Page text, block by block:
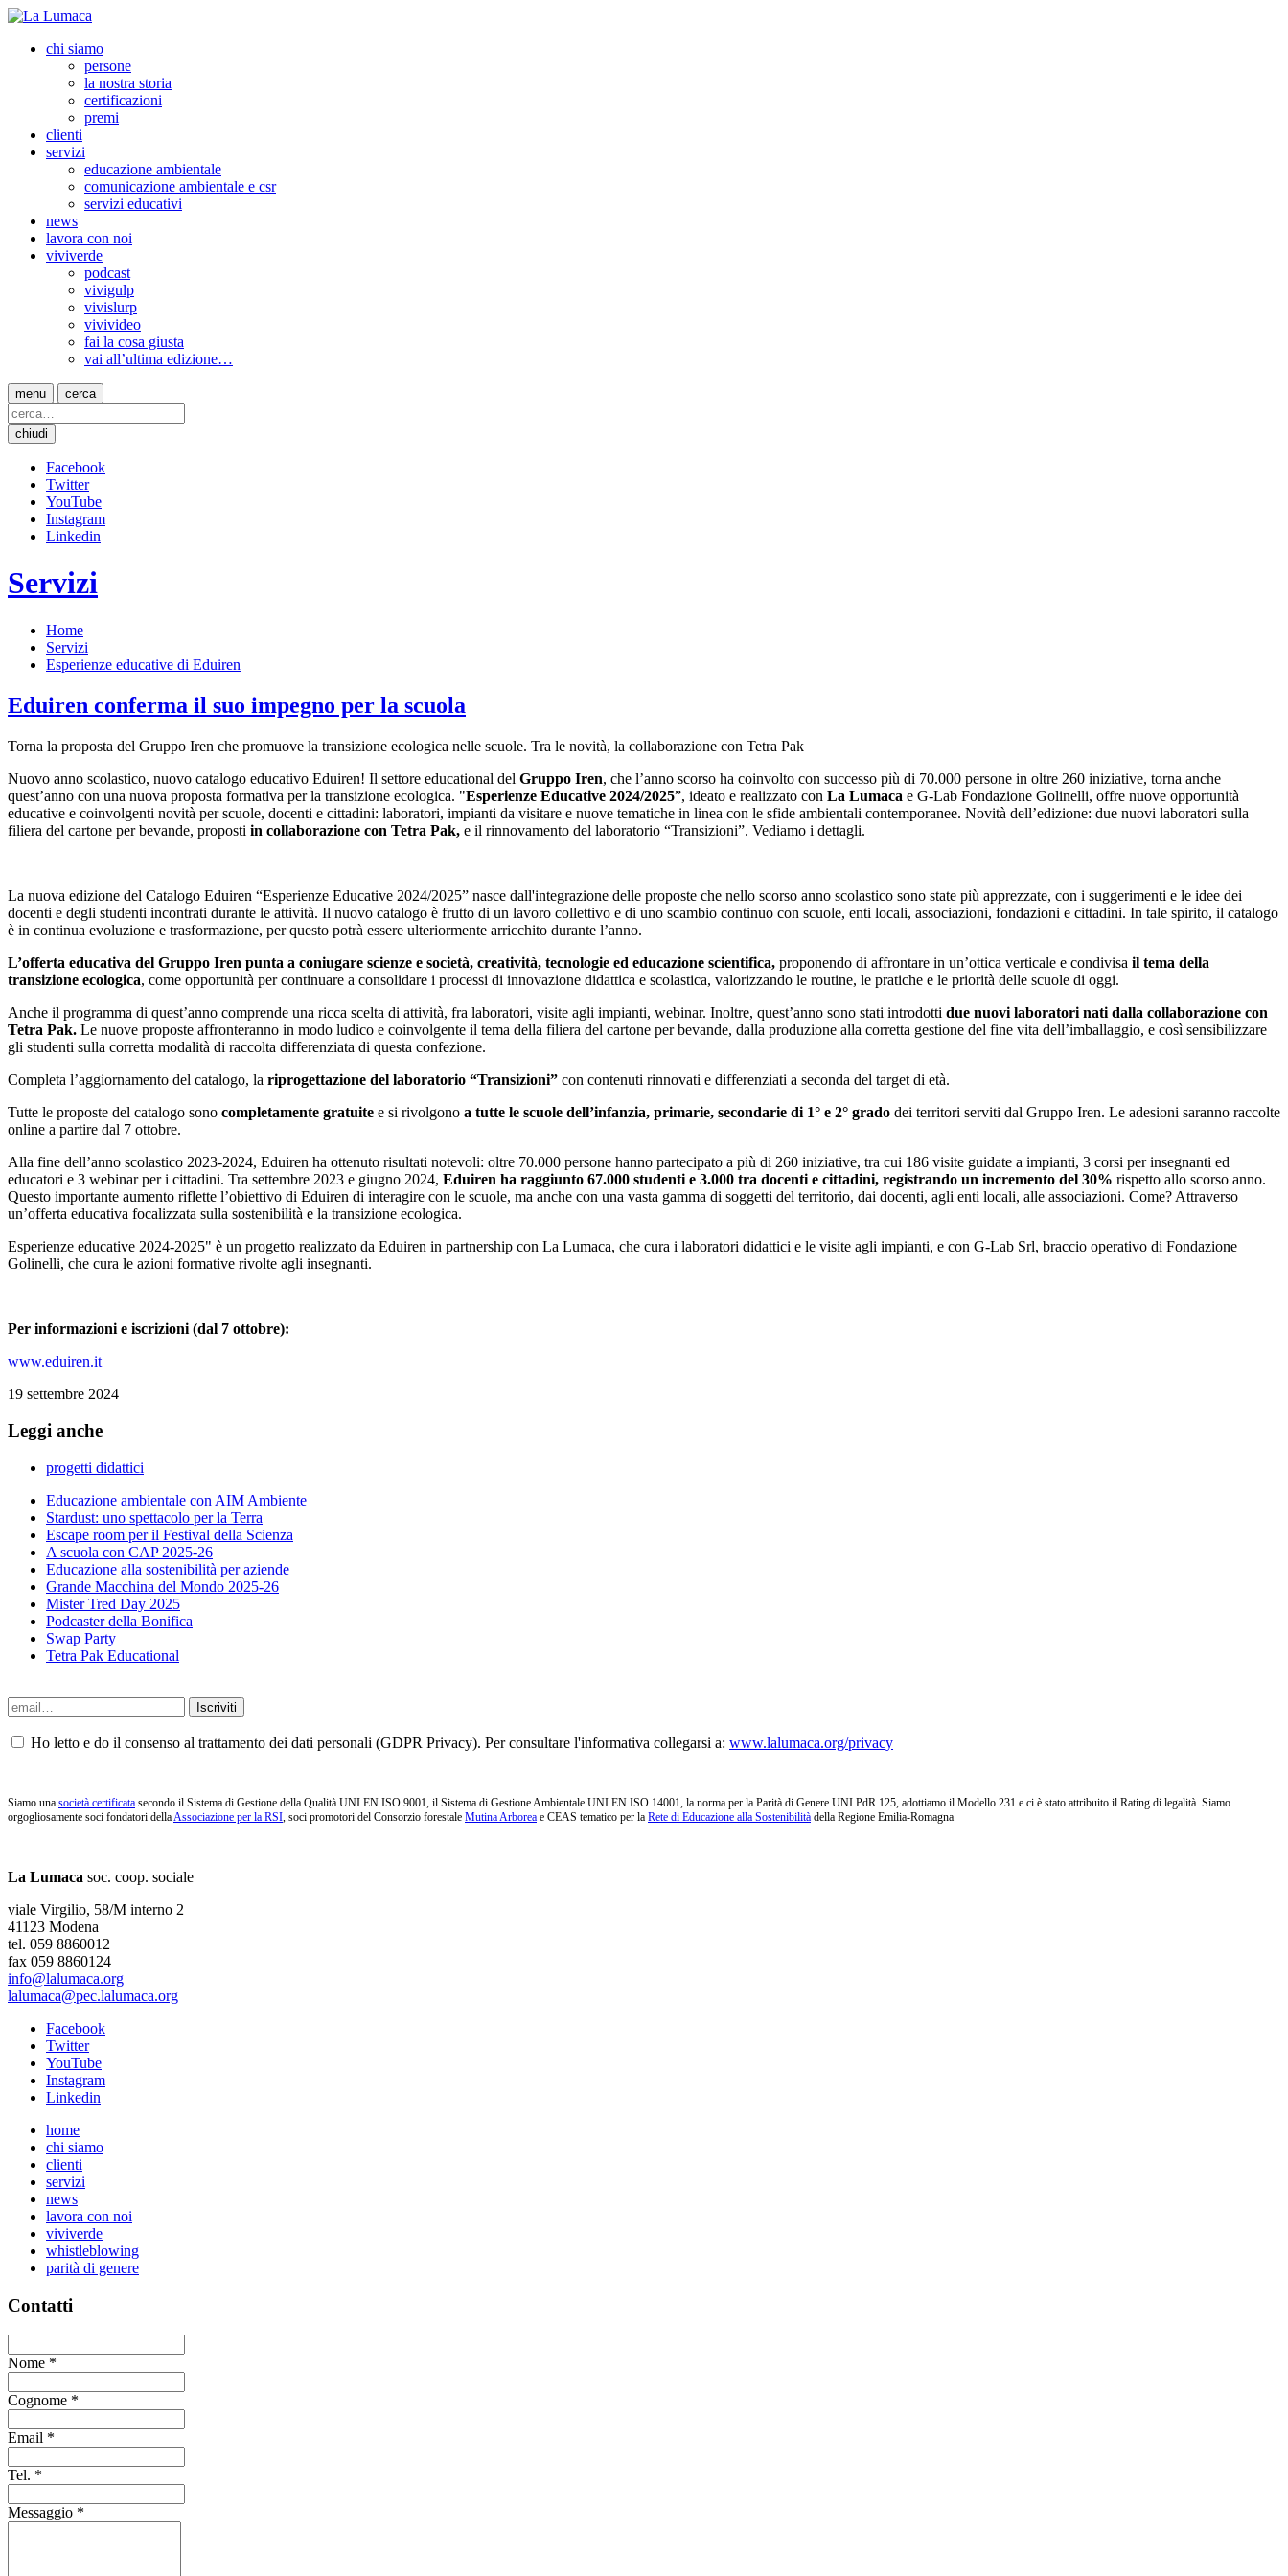
chi siamo
persone
la nostra storia
certificazioni
premi
clienti
servizi
educazione ambientale
comunicazione ambientale e csr
servizi educativi
news
lavora con noi
viviverde
podcast
vivigulp
vivislurp
vivivideo
fai la cosa giusta
vai all’ultima edizione…
menu cerca
chiudi
Facebook
Twitter
YouTube
Instagram
Linkedin
Servizi
Home
Servizi
Esperienze educative di Eduiren
Eduiren conferma il suo impegno per la scuola
Torna la proposta del Gruppo Iren che promuove la transizione ecologica nelle scuole. Tra le novità, la collaborazione con Tetra Pak
Nuovo anno scolastico, nuovo catalogo educativo Eduiren! Il settore educational del Gruppo Iren, che l’anno scorso ha coinvolto con successo più di 70.000 persone in oltre 260 iniziative, torna anche
quest’anno con una nuova proposta formativa per la transizione ecologica. "Esperienze Educative 2024/2025”, ideato e realizzato con La Lumaca e G-Lab Fondazione Golinelli, offre nuove opportunità
educative e coinvolgenti novità per scuole, docenti e cittadini: laboratori, impianti da visitare e nuove tematiche in linea con le sfide ambientali contemporanee. Novità dell’edizione: due nuovi laboratori sulla
filiera del cartone per bevande, proposti in collaborazione con Tetra Pak, e il rinnovamento del laboratorio “Transizioni”. Vediamo i dettagli.
La nuova edizione del Catalogo Eduiren “Esperienze Educative 2024/2025” nasce dall'integrazione delle proposte che nello scorso anno scolastico sono state più apprezzate, con i suggerimenti e le idee dei
docenti e degli studenti incontrati durante le attività. Il nuovo catalogo è frutto di un lavoro collettivo e di uno scambio continuo con scuole, enti locali, associazioni, fondazioni e cittadini. In tale spirito, il catalogo
è in continua evoluzione e trasformazione, per questo potrà essere ulteriormente arricchito durante l’anno.
L’offerta educativa del Gruppo Iren punta a coniugare scienze e società, creatività, tecnologie ed educazione scientifica, proponendo di affrontare in un’ottica verticale e condivisa il tema della
transizione ecologica, come opportunità per continuare a consolidare i processi di innovazione didattica e scolastica, valorizzando le routine, le pratiche e le priorità delle scuole di oggi.
Anche il programma di quest’anno comprende una ricca scelta di attività, fra laboratori, visite agli impianti, webinar. Inoltre, quest’anno sono stati introdotti due nuovi laboratori nati dalla collaborazione con
Tetra Pak. Le nuove proposte affronteranno in modo ludico e coinvolgente il tema della filiera del cartone per bevande, dalla produzione alla corretta gestione del fine vita dell’imballaggio, e così sensibilizzare
gli studenti sulla corretta modalità di raccolta differenziata di questa confezione.
Completa l’aggiornamento del catalogo, la riprogettazione del laboratorio “Transizioni” con contenuti rinnovati e differenziati a seconda del target di età.
Tutte le proposte del catalogo sono completamente gratuite e si rivolgono a tutte le scuole dell’infanzia, primarie, secondarie di 1° e 2° grado dei territori serviti dal Gruppo Iren. Le adesioni saranno raccolte
online a partire dal 7 ottobre.
Alla fine dell’anno scolastico 2023-2024, Eduiren ha ottenuto risultati notevoli: oltre 70.000 persone hanno partecipato a più di 260 iniziative, tra cui 186 visite guidate a impianti, 3 corsi per insegnanti ed
educatori e 3 webinar per i cittadini. Tra settembre 2023 e giugno 2024, Eduiren ha raggiunto 67.000 studenti e 3.000 tra docenti e cittadini, registrando un incremento del 30% rispetto allo scorso anno.
Questo importante aumento riflette l’obiettivo di Eduiren di interagire con le scuole, ma anche con una vasta gamma di soggetti del territorio, dai docenti, agli enti locali, alle associazioni. Come? Attraverso
un’offerta educativa focalizzata sulla sostenibilità e la transizione ecologica.
Esperienze educative 2024-2025" è un progetto realizzato da Eduiren in partnership con La Lumaca, che cura i laboratori didattici e le visite agli impianti, e con G-Lab Srl, braccio operativo di Fondazione
Golinelli, che cura le azioni formative rivolte agli insegnanti.
Per informazioni e iscrizioni (dal 7 ottobre):
www.eduiren.it
19 settembre 2024
Leggi anche
progetti didattici
Educazione ambientale con AIM Ambiente
Stardust: uno spettacolo per la Terra
Escape room per il Festival della Scienza
A scuola con CAP 2025-26
Educazione alla sostenibilità per aziende
Grande Macchina del Mondo 2025-26
Mister Tred Day 2025
Podcaster della Bonifica
Swap Party
Tetra Pak Educational
Ho letto e do il consenso al trattamento dei dati personali (GDPR Privacy). Per consultare l'informativa collegarsi a: www.lalumaca.org/privacy
Siamo una società certificata secondo il Sistema di Gestione della Qualità UNI EN ISO 9001, il Sistema di Gestione Ambientale UNI EN ISO 14001, la norma per la Parità di Genere UNI PdR 125, adottiamo il Modello 231 e ci è stato attribuito il Rating di legalità. Siamo
orgogliosamente soci fondatori dellaAssociazione per la RSI, soci promotori del Consorzio forestale Mutina Arborea e CEAS tematico per la Rete di Educazione alla Sostenibilità della Regione Emilia-Romagna
La Lumaca soc. coop. sociale
viale Virgilio, 58/M interno 2
41123 Modena
tel. 059 8860012
fax 059 8860124
info@lalumaca.org
lalumaca@pec.lalumaca.org
Facebook
Twitter
YouTube
Instagram
Linkedin
home
chi siamo
clienti
servizi
news
lavora con noi
viviverde
whistleblowing
parità di genere
Contatti
Nome *
Cognome *
Email *
Tel. *
Messaggio *